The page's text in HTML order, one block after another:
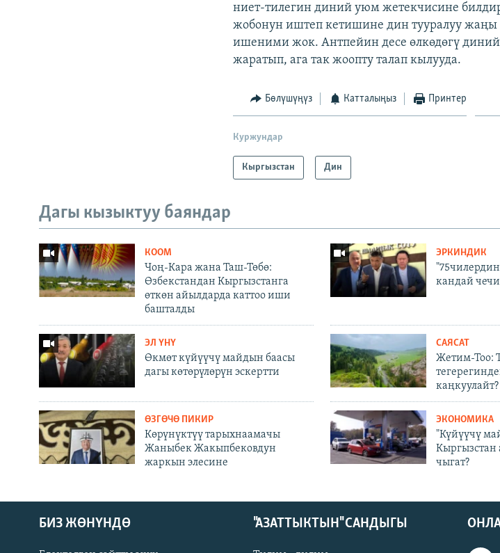
ниет-тилегин диний уюм жетекчисине
жобонун иштеп кетишине дин тууралуу жаңы
ишеними жок. Антпейин десе өлкөдөгү
жаратып, ага так жоопту талап кылууда.
Бөлүшүңүз Катталыңыз Принтер
Куржундар
Кыргызстан Дин
Дагы кызыктуу баяндар
КООМ
Чоң-Кара жана Таш-Төбө:
Өзбекстандан Кыргызстанга
өткөн айылдарда каттоо иши
башталды
ЭРКИНДИК
кандай
ЭЛ ҮНҮ
Өкмөт күйүүчү майдын баасы
дагы көтөрүлөрүн эскертти
САЯСАТ
Жетим-Тоо:
каңкуулайт?
ӨЗГӨЧӨ ПИКИР
Көрүнүктүү тарыхнаамачы
Жаныбек Жакыпбековдун
жаркын элесине
ЭКОНОМИКА
"Күйүүчү
Кыргызстан
чыгат?
БИЗ ЖӨНҮНДӨ "АЗАТТЫКТЫН" САНДЫГЫ